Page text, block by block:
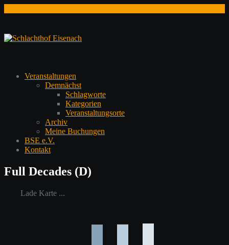
springen
Veranstaltungen
Demnächst
Schlagworte
Kategorien
Veranstaltungsorte
Archiv
Meine Buchungen
BSE e.V.
Kontakt
Full Decades (D)
Lade Karte ...